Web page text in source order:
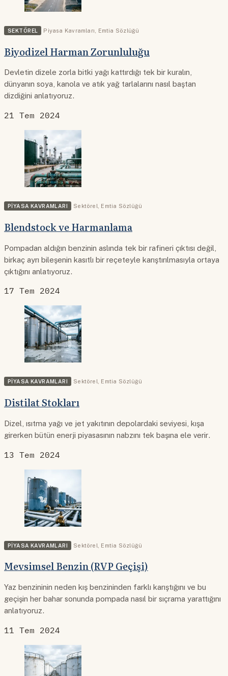
SEKTÖREL Piyasa Kavramları Emtia Sözlüğü
Biyodizel Harman Zorunluluğu
Devletin dizele zorla bitki yağı kattırdığı tek bir kuralın,
dünyanın soya, kanola ve atık yağ tarlalarını nasıl baştan
dizdiğini anlatıyoruz.
21 Tem 2024
PIYASA KAVRAMLARI Sektörel Emtia Sözlüğü
Blendstock ve Harmanlama
Pompadan aldığın benzinin aslında tek bir rafineri çıktısı değil,
birkaç ayrı bileşenin kasıtlı bir reçeteyle karıştırılmasıyla ortaya
çıktığını anlatıyoruz.
17 Tem 2024
PIYASA KAVRAMLARI Sektörel Emtia Sözlüğü
Distilat Stokları
Dizel, ısıtma yağı ve jet yakıtının depolardaki seviyesi, kışa
girerken bütün enerji piyasasının nabzını tek başına ele verir.
13 Tem 2024
PIYASA KAVRAMLARI Sektörel Emtia Sözlüğü
Mevsimsel Benzin (RVP Geçişi)
Yaz benzininin neden kış benzininden farklı karıştığını ve bu
geçişin her bahar sonunda pompada nasıl bir sıçrama yarattığını
anlatıyoruz.
11 Tem 2024